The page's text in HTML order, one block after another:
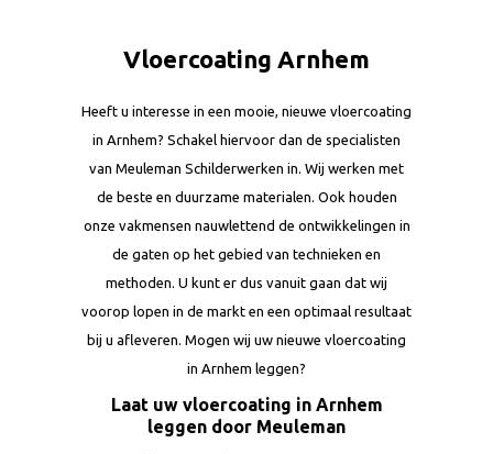
Vloercoating Arnhem
Heeft u interesse in een mooie, nieuwe vloercoating
in Arnhem? Schakel hiervoor dan de specialisten
van Meuleman Schilderwerken in. Wij werken met
de beste en duurzame materialen. Ook houden
onze vakmensen nauwlettend de ontwikkelingen in
de gaten op het gebied van technieken en
methoden. U kunt er dus vanuit gaan dat wij
voorop lopen in de markt en een optimaal resultaat
bij u afleveren. Mogen wij uw nieuwe vloercoating
in Arnhem leggen?
Laat uw vloercoating in Arnhem
leggen door Meuleman